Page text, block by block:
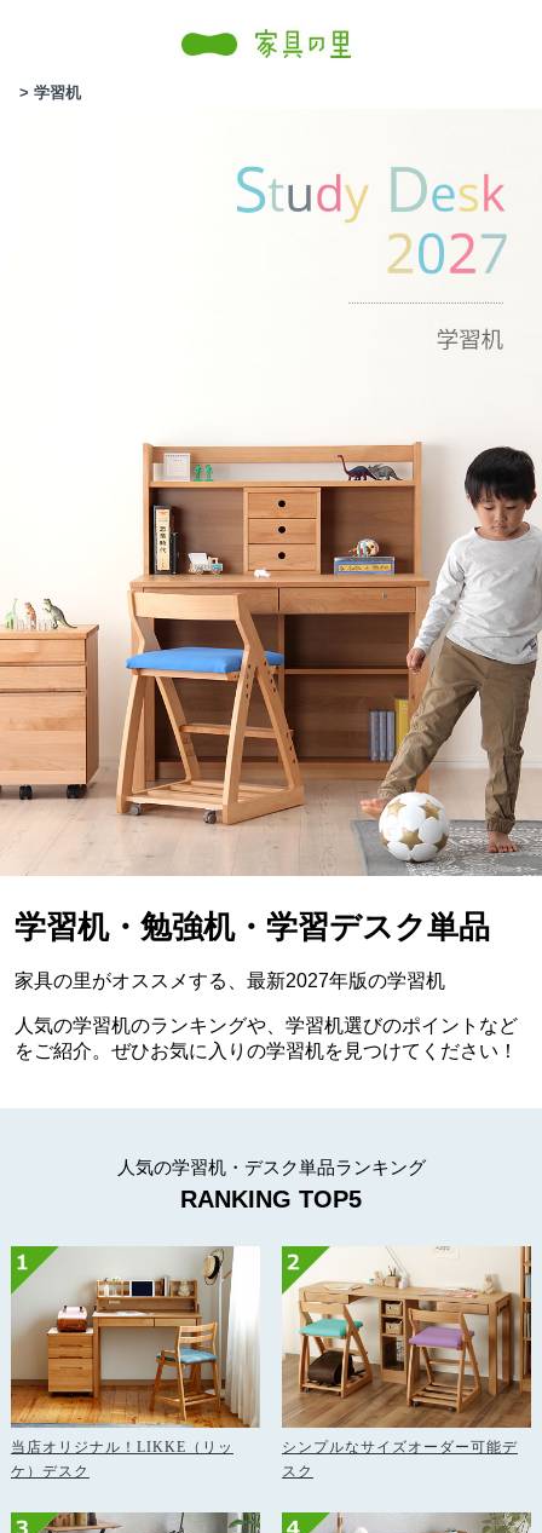
> 学習机
学習机・勉強机・学習デスク単品
家具の里がオススメする、最新2027年版の学習机
人気の学習机のランキングや、学習机選びのポイントなど
をご紹介。ぜひお気に入りの学習机を見つけてください！
人気の学習机・デスク単品ランキング
RANKING TOP5
当店オリジナル！LIKKE（リッ
ケ）デスク
シンプルなサイズオーダー可能デ
スク